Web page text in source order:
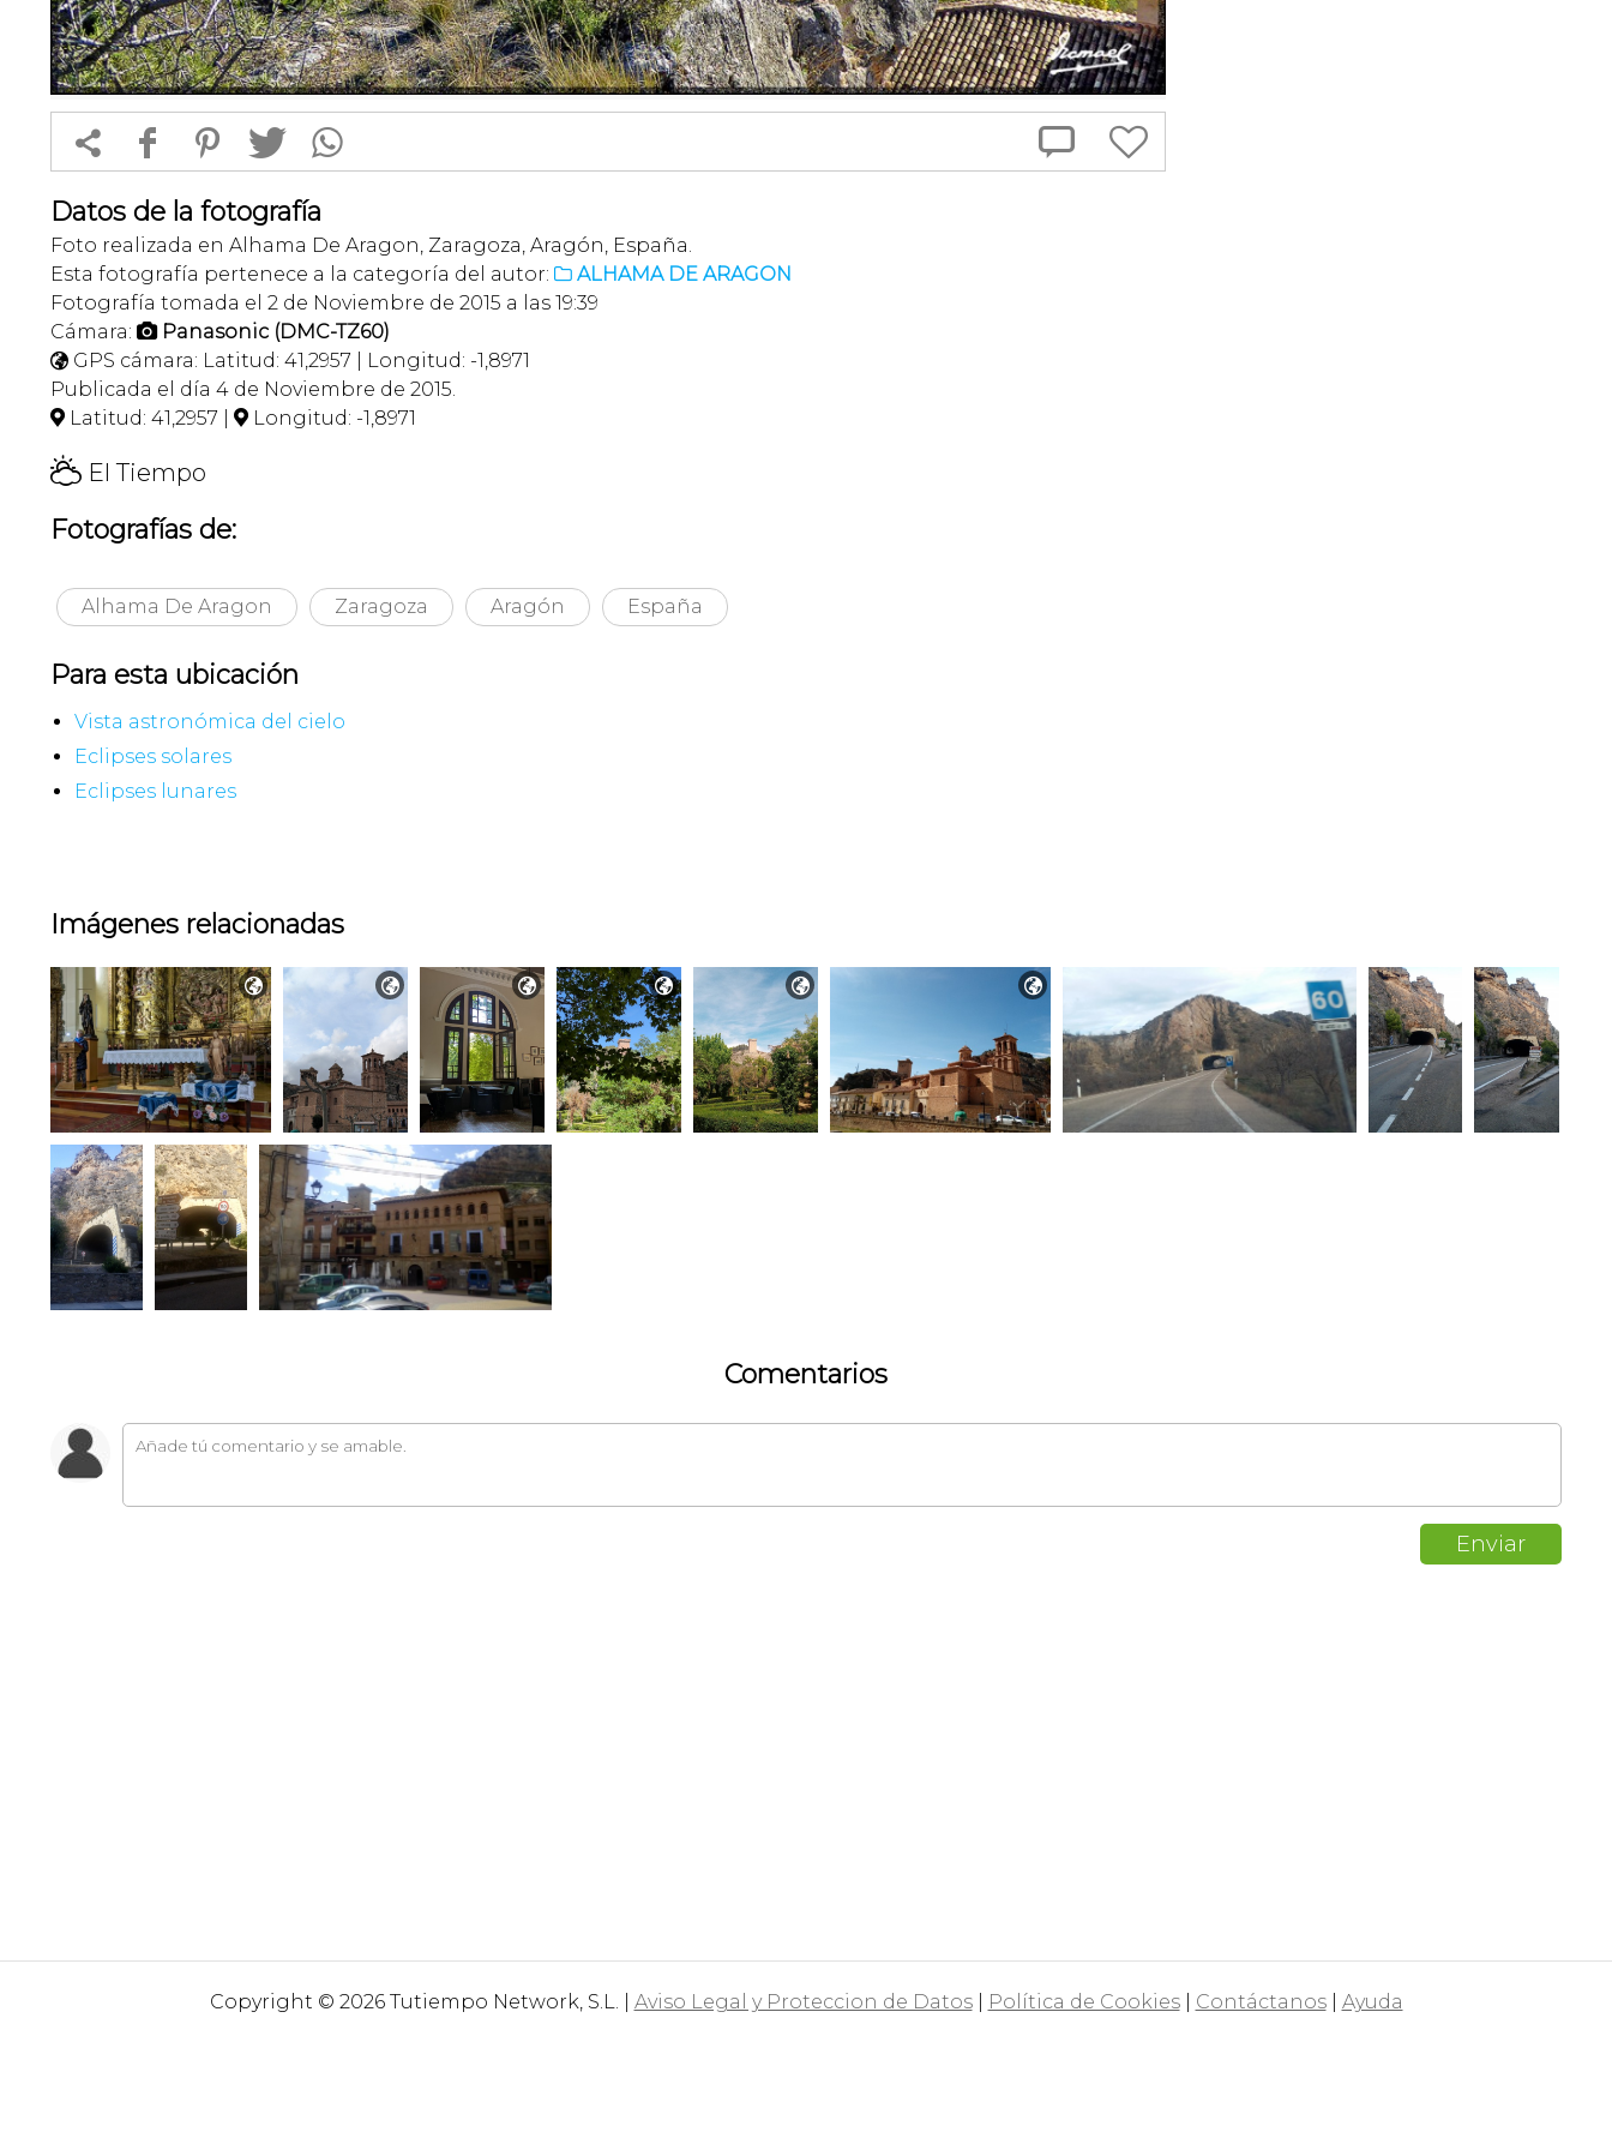
 f 1 T  
Datos de la fotografía
Foto realizada en Alhama De Aragon, Zaragoza, Aragón, España.
Esta fotografía pertenece a la categoría del autor:  ALHAMA DE ARAGON
Fotografía tomada el 2 de Noviembre de 2015 a las 19:39
Cámara:  Panasonic (DMC-TZ60)
 GPS cámara: Latitud: 41,2957 | Longitud: -1,8971
Publicada el día 4 de Noviembre de 2015.
 Latitud: 41,2957 |  Longitud: -1,8971
H El Tiempo
Fotografías de:
Alhama De Aragon Zaragoza Aragón España
Para esta ubicación
Vista astronómica del cielo
Eclipses solares
Eclipses lunares
Imágenes relacionadas
     
Comentarios
Copyright © 2026 Tutiempo Network, S.L. | Aviso Legal y Proteccion de Datos| Política de Cookies| Contáctanos| Ayuda